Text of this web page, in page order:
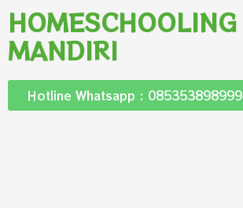
HOMESCHOOLING
MANDIRI
Hotline Whatsapp : 085353898999